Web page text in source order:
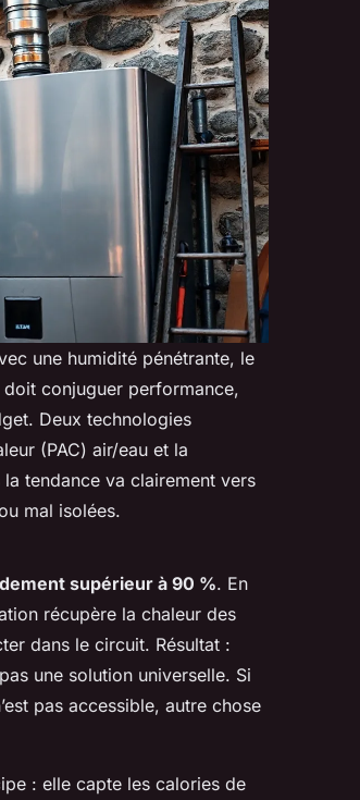
une humidité pénétrante, le
conjuguer performance,
Deux technologies
(PAC) air/eau et la
tendance va clairement vers
mal isolées.
supérieur à 90 %. En
récupère la chaleur des
dans le circuit. Résultat :
une solution universelle. Si
pas accessible, autre chose
: elle capte les calories de